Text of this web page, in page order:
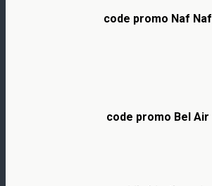
code promo Naf Naf
code promo Bel Air